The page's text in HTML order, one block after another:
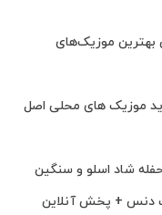
بهترین موزیک‌های
موزیک های محلی اصل
شاد اسلو و سنگین
دنس + پخش آنلاین